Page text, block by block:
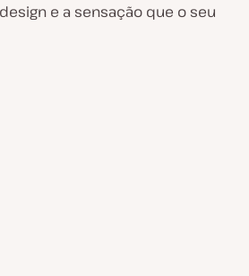
e a sensação que o seu